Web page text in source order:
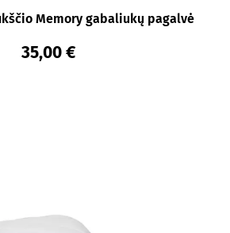
Memory gabaliukų pagalvė
35,00 €